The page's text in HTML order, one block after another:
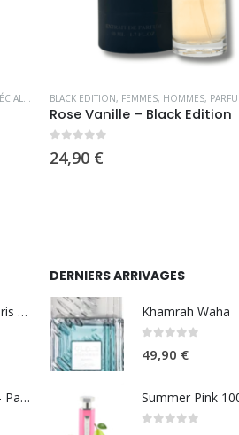
, PARFUMS OCCIDENTAUX
BLACK EDITION, FEMMES, HOMMES, PARFUMS
Rose Vanille – Black Edition
24,90 €
Khair Pistachio - Paris Corner
Khair Fusion Litchi - Paris Corner
DERNIERS ARRIVAGES
Khamrah Waha
49,90 €